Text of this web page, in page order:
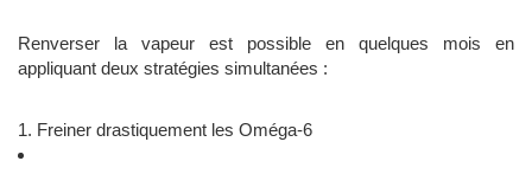
Renverser la vapeur est possible en quelques mois en
appliquant deux stratégies simultanées :
1. Freiner drastiquement les Oméga-6